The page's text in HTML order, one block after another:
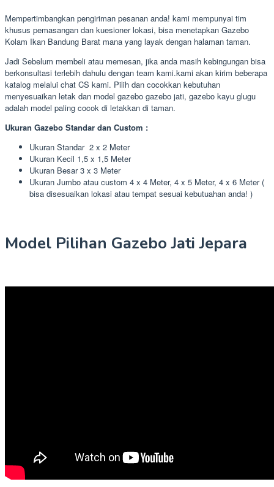
Mempertimbangkan pengiriman pesanan anda! kami mempunyai tim
khusus pemasangan dan kuesioner lokasi, bisa menetapkan Gazebo
Kolam Ikan Bandung Barat mana yang layak dengan halaman taman.
Jadi Sebelum membeli atau memesan, jika anda masih kebingungan bisa
berkonsultasi terlebih dahulu dengan team kami.kami akan kirim beberapa
katalog melalui chat CS kami. Pilih dan cocokkan kebutuhan
menyesuaikan letak dan model gazebo gazebo jati, gazebo kayu glugu
adalah model paling cocok di letakkan di taman.
Ukuran Gazebo Standar dan Custom :
Ukuran Standar 2 x 2 Meter
Ukuran Kecil 1,5 x 1,5 Meter
Ukuran Besar 3 x 3 Meter
Ukuran Jumbo atau custom 4 x 4 Meter, 4 x 5 Meter, 4 x 6 Meter (
bisa disesuaikan lokasi atau tempat sesuai kebutuahan anda! )
Model Pilihan Gazebo Jati Jepara